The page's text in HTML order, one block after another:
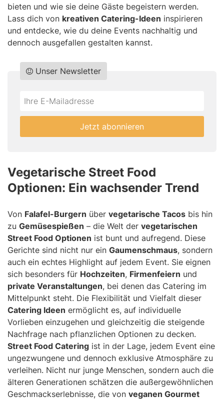
bieten und wie sie deine Gäste begeistern werden.
Lass dich von kreativen Catering-Ideen inspirieren
und entdecke, wie du deine Events nachhaltig und
dennoch ausgefallen gestalten kannst.
Do
fill
Unser Newsletter
*Ihre
Mailadresse:
Jetzt abonnieren
Vegetarische Street Food
Optionen: Ein wachsender Trend
Von Falafel-Burgern über vegetarische Tacos bis hin
zu Gemüsespießen – die Welt der vegetarischen
Street Food Optionen ist bunt und aufregend. Diese
Gerichte sind nicht nur ein Gaumenschmaus, sondern
auch ein echtes Highlight auf jedem Event. Sie eignen
sich besonders für Hochzeiten, Firmenfeiern und
private Veranstaltungen, bei denen das Catering im
Mittelpunkt steht. Die Flexibilität und Vielfalt dieser
Catering Ideen ermöglicht es, auf individuelle
Vorlieben einzugehen und gleichzeitig die steigende
Nachfrage nach pflanzlichen Optionen zu decken.
Street Food Catering ist in der Lage, jedem Event eine
ungezwungene und dennoch exklusive Atmosphäre zu
verleihen. Nicht nur junge Menschen, sondern auch die
älteren Generationen schätzen die außergewöhnlichen
Geschmackserlebnisse, die von veganen Gourmet